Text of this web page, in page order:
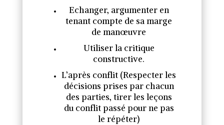
Echanger, argumenter en
tenant compte de sa marge
de manœuvre
Utiliser la critique
constructive.
L’après conflit (Respecter les
décisions prises par chacun
des parties, tirer les leçons
du conflit passé pour ne pas
le répéter)